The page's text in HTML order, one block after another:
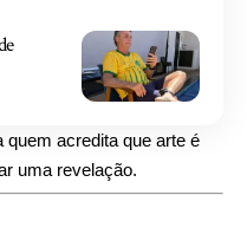
quem acredita que arte é
uma revelação.